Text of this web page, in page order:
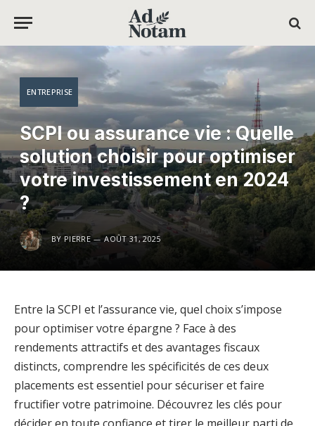
ENTREPRISE
SCPI ou assurance vie : Quelle
solution choisir pour optimiser
votre investissement en 2024
?
BY PIERRE AOÛT 31, 2025
Entre la SCPI et l’assurance vie, quel choix s’impose
pour optimiser votre épargne ? Face à des
rendements attractifs et des avantages fiscaux
distincts, comprendre les spécificités de ces deux
placements est essentiel pour sécuriser et faire
fructifier votre patrimoine. Découvrez les clés pour